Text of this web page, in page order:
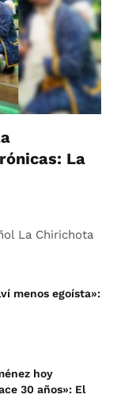
La
La Chirichota
menos egoísta»:
hoy
30 años»: El